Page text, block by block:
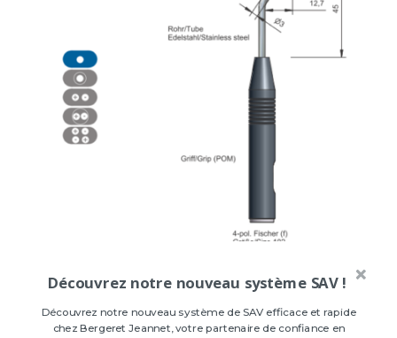
Sonde absolue KA-2 H-
1744.03.1
Prix sur demande
Découvrez notre nouveau système SAV !
Découvrez notre nouveau système de SAV efficace et rapide
chez Bergeret Jeannet, votre partenaire de confiance en